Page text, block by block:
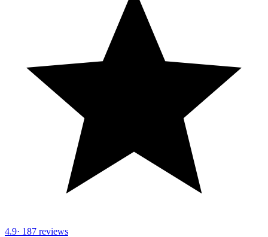
4.9· 187 reviews